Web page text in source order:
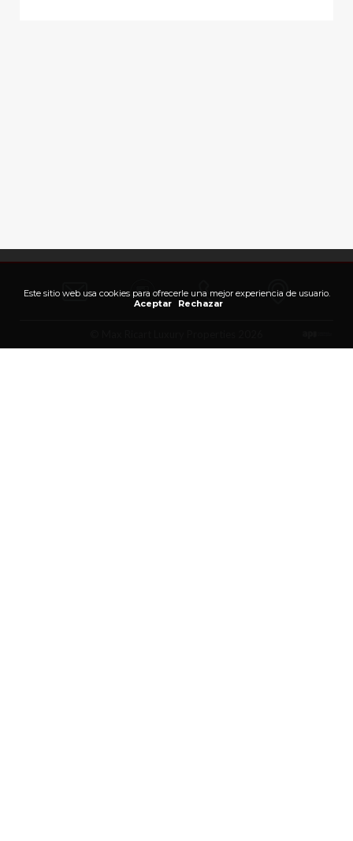
Este sitio web usa cookies para ofrecerle una mejor experiencia de usuario.
Aceptar
Rechazar